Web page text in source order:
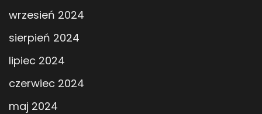
wrzesień 2024
sierpień 2024
lipiec 2024
czerwiec 2024
maj 2024